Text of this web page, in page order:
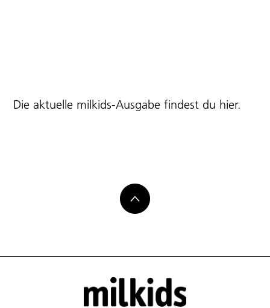
Die aktuelle milkids-Ausgabe findest du hier.